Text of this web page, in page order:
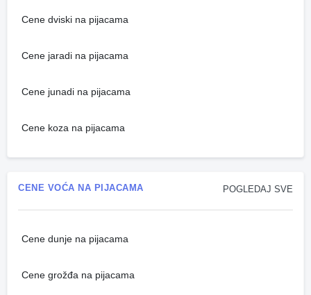
Cene dviski na pijacama
Cene jaradi na pijacama
Cene junadi na pijacama
Cene koza na pijacama
POGLEDAJ SVE
CENE VOĆA NA PIJACAMA
Cene dunje na pijacama
Cene grožđa na pijacama